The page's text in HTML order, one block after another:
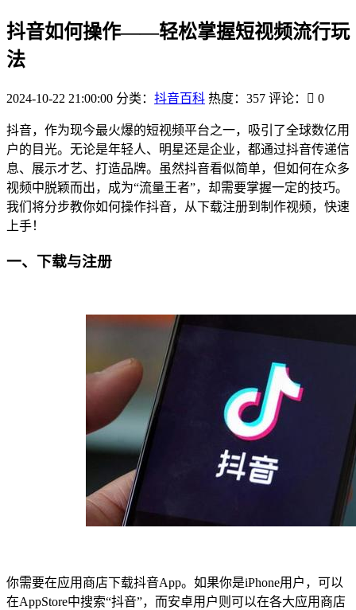
抖音如何操作——轻松掌握短视频流行玩
法
2024-10-22 21:00:00 分类： 抖音百科 热度：357 评论： 0
抖音，作为现今最火爆的短视频平台之一，吸引了全球数亿用
户的目光。无论是年轻人、明星还是企业，都通过抖音传递信
息、展示才艺、打造品牌。虽然抖音看似简单，但如何在众多
视频中脱颖而出，成为“流量王者”，却需要掌握一定的技巧。
我们将分步教你如何操作抖音，从下载注册到制作视频，快速
上手！
一、下载与注册
你需要在应用商店下载抖音App。如果你是iPhone用户，可以
在AppStore中搜索“抖音”，而安卓用户则可以在各大应用商店